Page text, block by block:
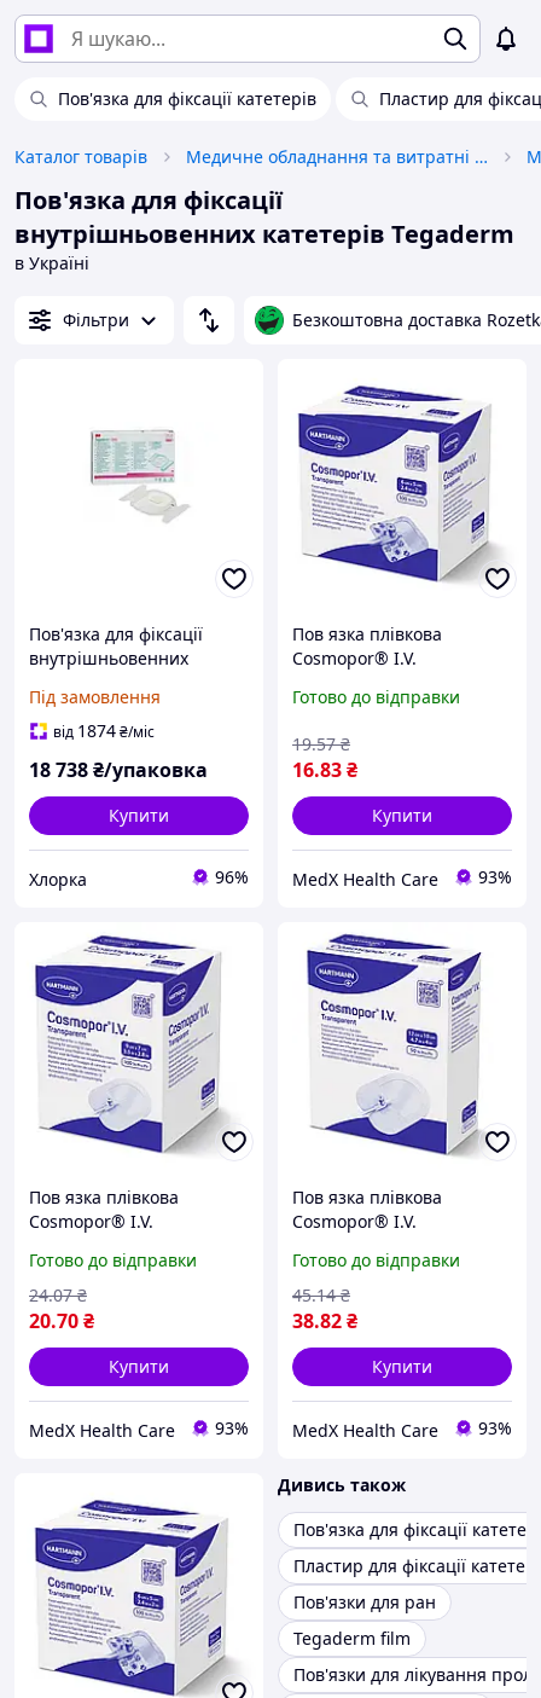
Пов'язка для фіксації катетерів Пластир для
Каталог товарів Медичне обладнання та витратні матеріали
Пов'язка для фіксації
внутрішньовенних катетерів Tegaderm
в Україні
Фільтри Безкоштовна доставка
Пов'язка для фіксації
внутрішньовенних
IV, 8.5х7 см, 1660R (25 шт./
уп.)
Під замовлення
від 1874₴/міс
18 738₴/упаковка
Купити
Хлорка 96%
Пов язка плівкова
Cosmopor® I.V.
внутрішньовенних
Готово до відправки
16.83₴
19.57 ₴
Купити
MedX Health Care 93%
Пов язка плівкова
Cosmopor® I.V.
внутрішньовенних
канюль 9 см х 7 см 1шт
Готово до відправки
20.70₴
24.07 ₴
Купити
MedX Health Care 93%
Пов язка плівкова
Cosmopor® I.V.
внутрішньовенних
канюль 12 см х 10 см 1шт
Готово до відправки
38.82₴
45.14 ₴
Купити
MedX Health Care 93%
Дивись також
Пов'язка для фіксації
Пластир для фіксації
Пов'язки для ран
Tegaderm film
Пов'язки для лікування